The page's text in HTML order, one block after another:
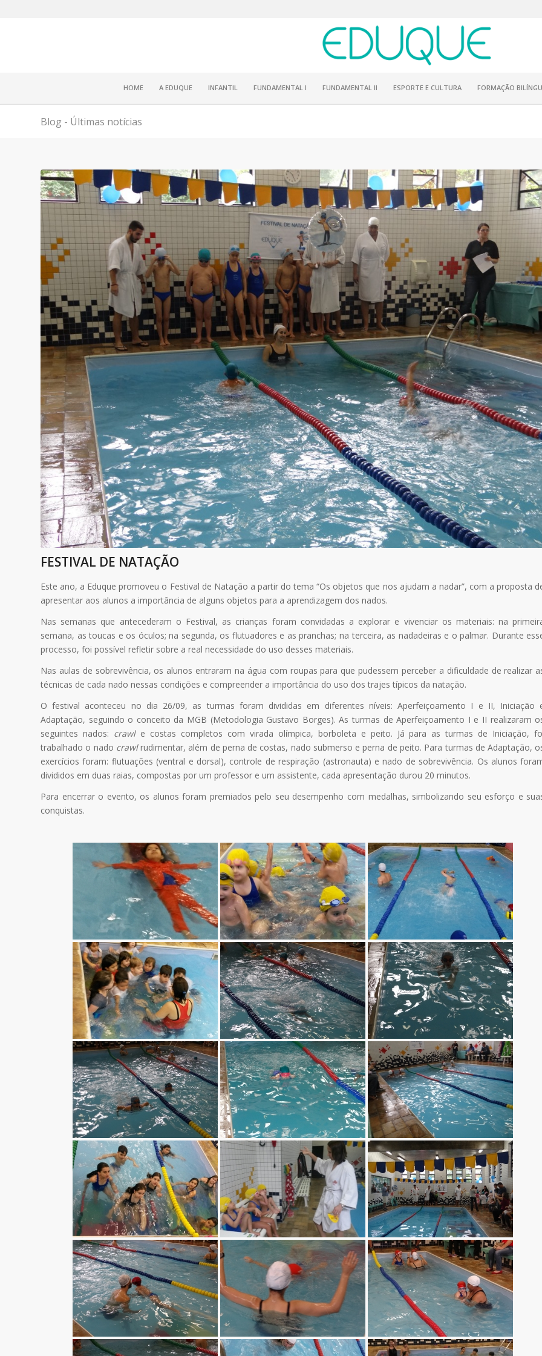
HOME A EDUQUE INFANTIL FUNDAMENTAL I FUNDAMENTAL II ESPORTE E CULTURA FORMAÇÃO
Blog - Últimas notícias
FESTIVAL DE NATAÇÃO
Este ano, a Eduque promoveu o Festival de Natação a partir do tema “Os objetos que nos ajudam a nadar”, com a proposta
apresentar aos alunos a importância de alguns objetos para a aprendizagem dos nados.
Nas semanas que antecederam o Festival, as crianças foram convidadas a explorar e vivenciar os materiais: na
semana, as toucas e os óculos; na segunda, os flutuadores e as pranchas; na terceira, as nadadeiras e o palmar. Durante
processo, foi possível refletir sobre a real necessidade do uso desses materiais.
Nas aulas de sobrevivência, os alunos entraram na água com roupas para que pudessem perceber a dificuldade de realizar
técnicas de cada nado nessas condições e compreender a importância do uso dos trajes típicos da natação.
O festival aconteceu no dia 26/09, as turmas foram divididas em diferentes níveis: Aperfeiçoamento I e II, Iniciação
Adaptação, seguindo o conceito da MGB (Metodologia Gustavo Borges). As turmas de Aperfeiçoamento I e II realizaram
seguintes nados: crawle costas completos com virada olímpica, borboleta e peito. Já para as turmas de Iniciação,
trabalhado o nado crawlrudimentar, além de perna de costas, nado submerso e perna de peito. Para turmas de Adaptação,
exercícios foram: flutuações (ventral e dorsal), controle de respiração (astronauta) e nado de sobrevivência. Os alunos
divididos em duas raias, compostas por um professor e um assistente, cada apresentação durou 20 minutos.
Para encerrar o evento, os alunos foram premiados pelo seu desempenho com medalhas, simbolizando seu esforço e
conquistas.